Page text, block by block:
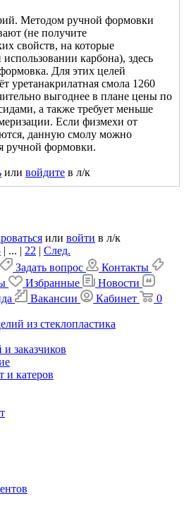
Методом ручной формовки
(не получите
свойств, на которые
карбона), здесь
Для этих целей
уретанакрилатная смола 1260
выгоднее в плане цены по
а также требует меньше
Если физмехи от
данную смолу можно
ручной формовки.
или войдите в л/к
или войти в л/к
| ... | 22 | След.
Задать вопрос
Контакты
Избранные
Новости
Вакансии Кабинет
0
из стеклопластика
заказчиков
и катеров